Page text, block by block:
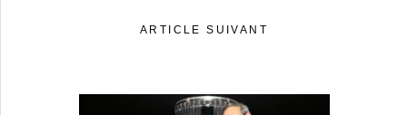
ARTICLE SUIVANT